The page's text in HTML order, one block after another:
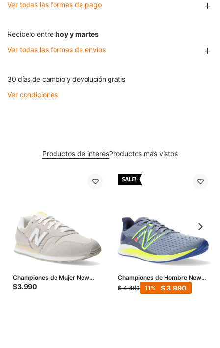
Ver todas las formas de pago
Recibelo entre hoy y martes
Ver todas las formas de envíos
30 días de cambio y devolución gratis
Ver condiciones
Productos de interésProductos más vistos
Championes de Mujer New
Balance 373 W - Gris - Beige
$3.990
Championes de Hombre New
Balance DynaSoft Lowky RC -
Gris - Azul Marino
$ 4.490 $3.990
11